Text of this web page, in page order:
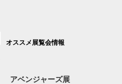
オススメ展覧会情報
アベンジャーズ展